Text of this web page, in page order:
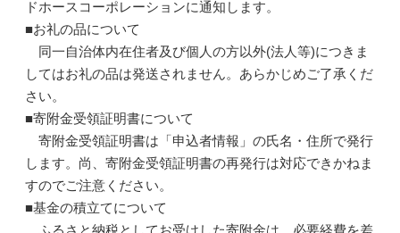
ドホースコーポレーションに通知します。
■お礼の品について
同一自治体内在住者及び個人の方以外(法人等)につきま
してはお礼の品は発送されません。あらかじめご了承くだ
さい。
■寄附金受領証明書について
寄附金受領証明書は「申込者情報」の氏名・住所で発行
します。尚、寄附金受領証明書の再発行は対応できかねま
すのでご注意ください。
■基金の積立てについて
ふるさと納税としてお受けした寄附金は、必要経費を差